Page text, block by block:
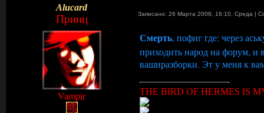
Alucard
Принц Записано: 26 Марта 2008, 16:10, Среда |
Vampir
Смерть, пофиг где: через
приходить народ на форум, и
ваширазборки. Эт у меня к
THE BIRD OF HERMES IS